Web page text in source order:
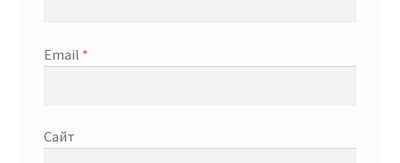
Email *
Сайт